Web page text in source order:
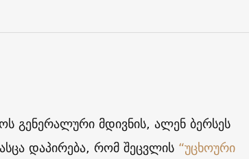
გენერალური მდივნის, ალენ ბერსეს
დაპირება, რომ შეცვლის “უცხოური